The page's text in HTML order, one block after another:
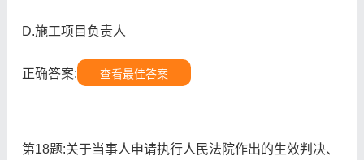
D.施工项目负责人
正确答案: 查看最佳答案
第18题:关于当事人申请执行人民法院作出的生效判决、